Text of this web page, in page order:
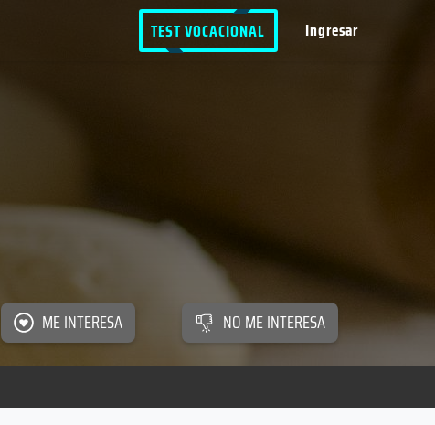
TEST VOCACIONAL Ingresar
ME INTERESA NO ME INTERESA